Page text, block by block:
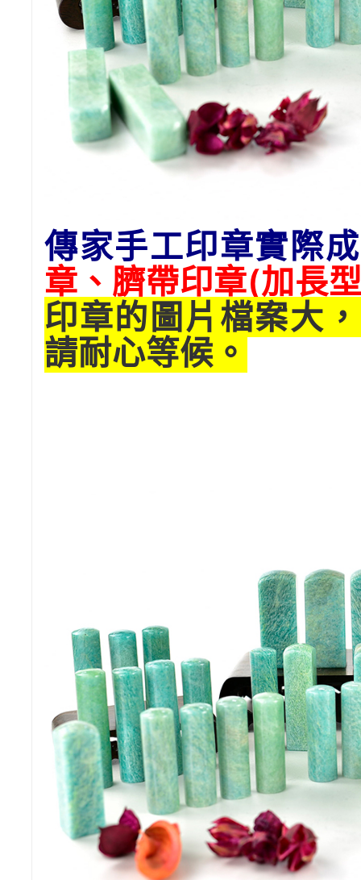
傳家手工印章實際
章、臍帶印章(加長
印章的圖片檔案大
請耐心等候。